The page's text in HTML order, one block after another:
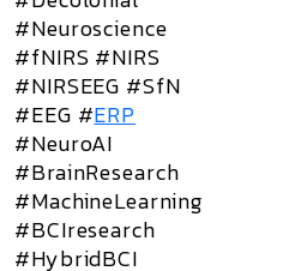
#Neuroscience
#fNIRS #NIRS
#NIRSEEG #SfN
#EEG #ERP
#NeuroAI
#BrainResearch
#MachineLearning
#BCIresearch
#HybridBCI